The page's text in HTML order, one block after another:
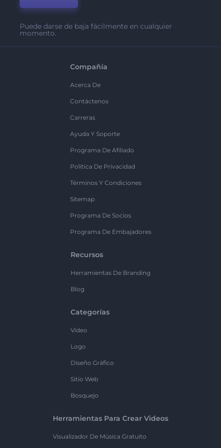
Puede darse de baja fácilmente en cualquier
momento.
Compañía
Acerca De
Contáctenos
Carreras
Ayuda Y Soporte
Programa De Afiliado
Política De Privacidad
Términos Y Condiciones
Sitemap
Programa De Socios
Programa De Embajadores
Recursos
Herramientas De Branding
Blog
Categorías
Vídeo
Logo
Diseño Gráfico
Sitio Web
Bosquejo
Herramientas Para Crear Videos
Visualizador De Música Gratuito